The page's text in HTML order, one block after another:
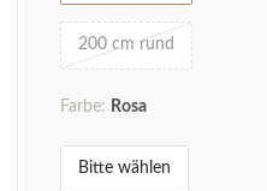
200 cm rund
Farbe: Rosa
Bitte wählen